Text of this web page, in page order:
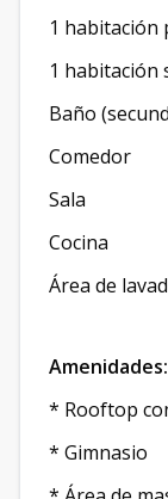
1 habitación
1 habitación
Baño
Comedor
Sala
Cocina
Área de
Amenidades:
* Rooftop
* Gimnasio